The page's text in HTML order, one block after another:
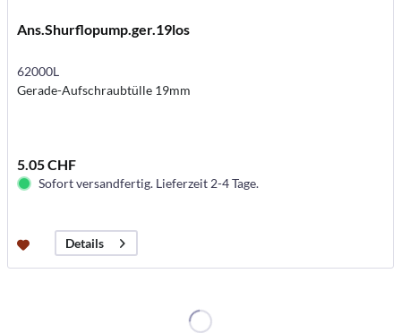
Ans.Shurflopump.ger.19los
62000L
Gerade-Aufschraubtülle 19mm
5.05 CHF
Sofort versandfertig. Lieferzeit 2-4 Tage.
Details